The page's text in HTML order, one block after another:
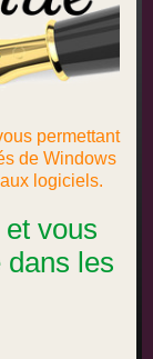
permettant
de Windows
logiciels.
vous
dans les